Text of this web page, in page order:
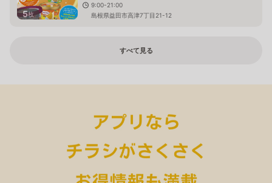
5枚
9:00-21:00
島根県益田市高津7丁目21-12
すべて見る